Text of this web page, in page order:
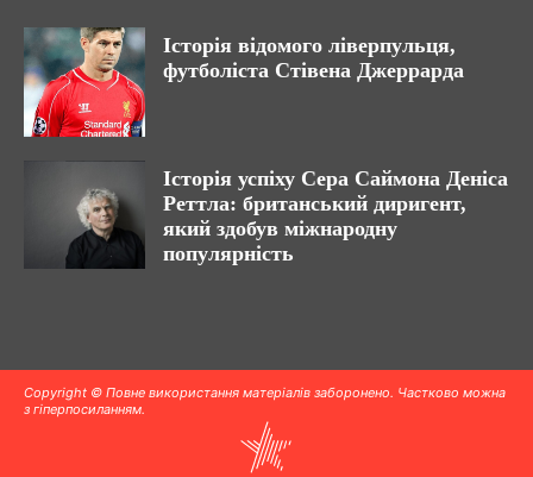
Історія відомого ліверпульця,
футболіста Стівена Джеррарда
Історія успіху Сера Саймона Деніса
Реттла: британський диригент,
який здобув міжнародну
популярність
Copyright © Повне використання матеріалів заборонено. Частково можна
з гіперпосиланням.